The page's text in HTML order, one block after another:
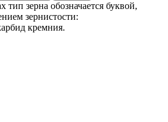
тип зерна обозначается буквой,
зернистости:
кремния.